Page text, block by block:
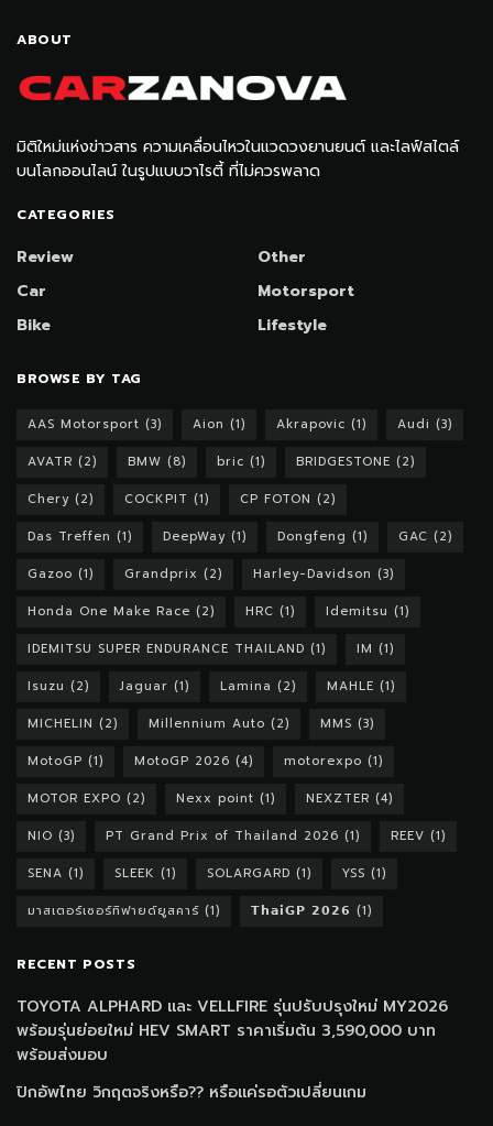
ABOUT
มิติใหม่แห่งข่าวสาร ความเคลื่อนไหวในแวดวงยานยนต์ และไลฟ์สไตล์
บนโลกออนไลน์ ในรูปแบบวาไรตี้ ที่ไม่ควรพลาด
CATEGORIES
Review
Car
Bike
Other
Motorsport
Lifestyle
BROWSE BY TAG
AAS Motorsport (3) Aion (1) Akrapovic (1) Audi (3)
AVATR (2) BMW (8) bric (1) BRIDGESTONE (2)
Chery (2) COCKPIT (1) CP FOTON (2)
Das Treffen (1) DeepWay (1) Dongfeng (1) GAC (2)
Gazoo (1) Grandprix (2) Harley-Davidson (3)
Honda One Make Race (2) HRC (1) Idemitsu (1)
IDEMITSU SUPER ENDURANCE THAILAND (1) IM (1)
Isuzu (2) Jaguar (1) Lamina (2) MAHLE (1)
MICHELIN (2) Millennium Auto (2) MMS (3)
MotoGP (1) MotoGP 2026 (4) motorexpo (1)
MOTOR EXPO (2) Nexx point (1) NEXZTER (4)
NIO (3) PT Grand Prix of Thailand 2026 (1) REEV (1)
SENA (1) SLEEK (1) SOLARGARD (1) YSS (1)
มาสเตอร์เซอร์ทิฟายด์ยูสคาร์ (1) 𝗧𝗵𝗮𝗶𝗚𝗣 𝟮𝟬𝟮𝟲 (1)
RECENT POSTS
TOYOTA ALPHARD และ VELLFIRE รุ่นปรับปรุงใหม่ MY2026
พร้อมรุ่นย่อยใหม่ HEV SMART ราคาเริ่มต้น 3,590,000 บาท
พร้อมส่งมอบ
ปิกอัพไทย วิกฤตจริงหรือ?? หรือแค่รอตัวเปลี่ยนเกม